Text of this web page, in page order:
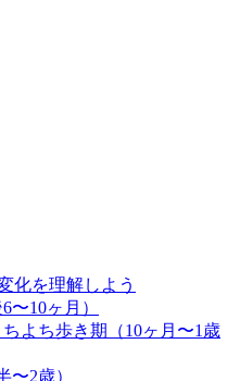
化を理解しよう
〜10ヶ月）
よち歩き期（10ヶ月〜1歳
〜2歳）